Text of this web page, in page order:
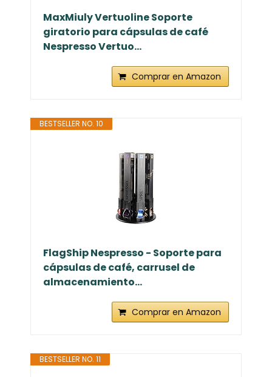
MaxMiuly Vertuoline Soporte
giratorio para cápsulas de café
Nespresso Vertuo...
Comprar en Amazon
BESTSELLER NO. 10
FlagShip Nespresso - Soporte para
cápsulas de café, carrusel de
almacenamiento...
Comprar en Amazon
BESTSELLER NO. 11